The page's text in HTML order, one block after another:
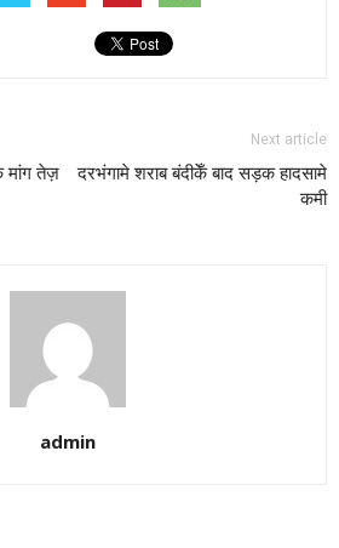
मांग तेज़
Next article
दरभंगामे शराब बंदीकेँ बाद सड़क हादसामे
कमी
admin